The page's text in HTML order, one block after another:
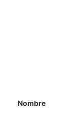
Nombre